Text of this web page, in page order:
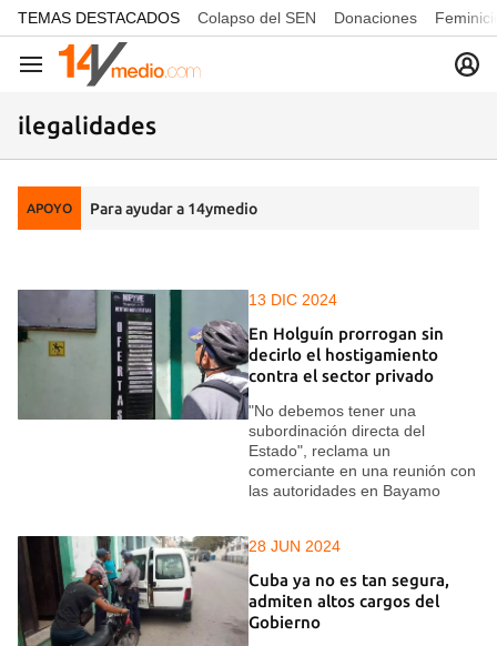
common.go-to-content
TEMAS DESTACADOS Colapso del SEN Donaciones
Navegación
ilegalidades
APOYO Para ayudar a 14ymedio
13 DIC 2024
En Holguín prorrogan sin
decirlo el hostigamiento
contra el sector privado
"No debemos tener una
subordinación directa del
Estado", reclama un
comerciante en una reunión con
las autoridades en Bayamo
28 JUN 2024
Cuba ya no es tan segura,
admiten altos cargos del
Gobierno